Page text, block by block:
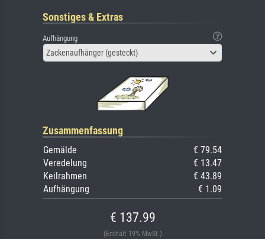
Sonstiges & Extras
Aufhängung
Zackenaufhänger (gesteckt)
Zusammenfassung
Gemälde
€ 79.54
Veredelung
€ 13.47
Keilrahmen
€ 43.89
Aufhängung
€ 1.09
€ 137.99
(Enthält 19% MwSt.)